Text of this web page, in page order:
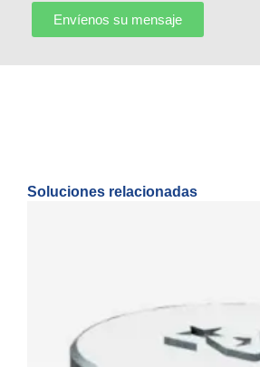
Envíenos su mensaje
Soluciones relacionadas